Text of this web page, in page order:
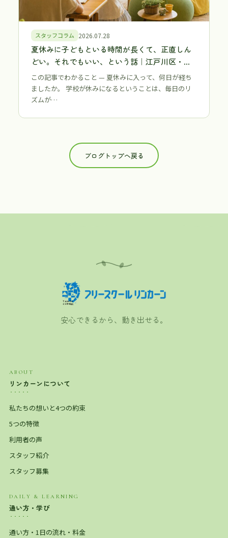
スタッフコラム 2026.07.28
夏休みに子どもといる時間が長くて、正直しん
どい。それでもいい、という話｜江戸川区・江
東区 不登校・行き渋りの保護者へ
この記事でわかること — 夏休みに入って、何日が経ち
ましたか。 学校が休みになるということは、毎日のリ
ズムが…
ブログトップへ戻る
安心できるから、動き出せる。
ABOUT
リンカーンについて
私たちの想いと4つの約束
5つの特徴
利用者の声
スタッフ紹介
スタッフ募集
DAILY & LEARNING
通い方・学び
通い方・1日の流れ・料金